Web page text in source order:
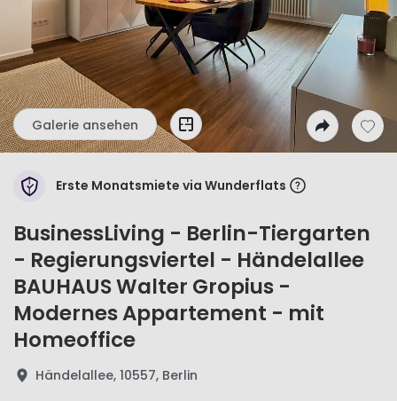
Galerie ansehen
Erste Monatsmiete via Wunderflats
BusinessLiving - Berlin-Tiergarten
- Regierungsviertel - Händelallee
BAUHAUS Walter Gropius -
Modernes Appartement - mit
Homeoffice
Händelallee, 10557, Berlin